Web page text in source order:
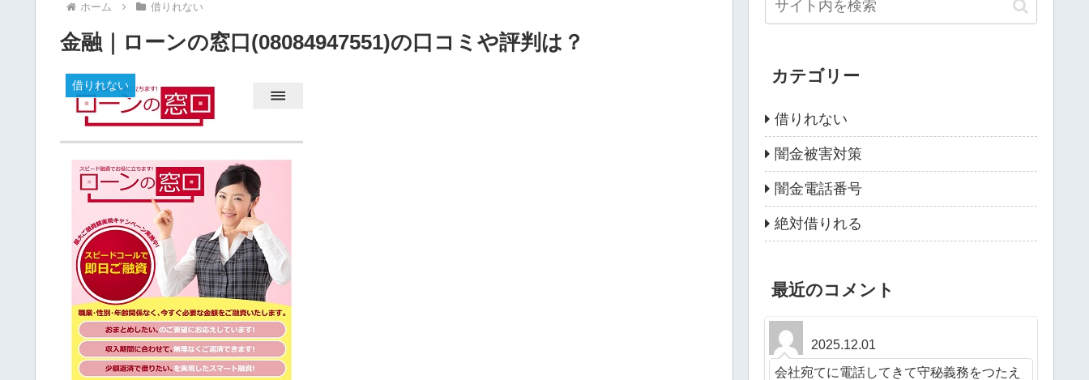
ホーム 借りれない
金融｜ローンの窓口(08084947551)の口コミや評判は？
借りれない
カテゴリー
借りれない
闇金被害対策
闇金電話番号
絶対借りれる
最近のコメント
2025.12.01
会社宛てに電話してきて守秘義務をつたえ